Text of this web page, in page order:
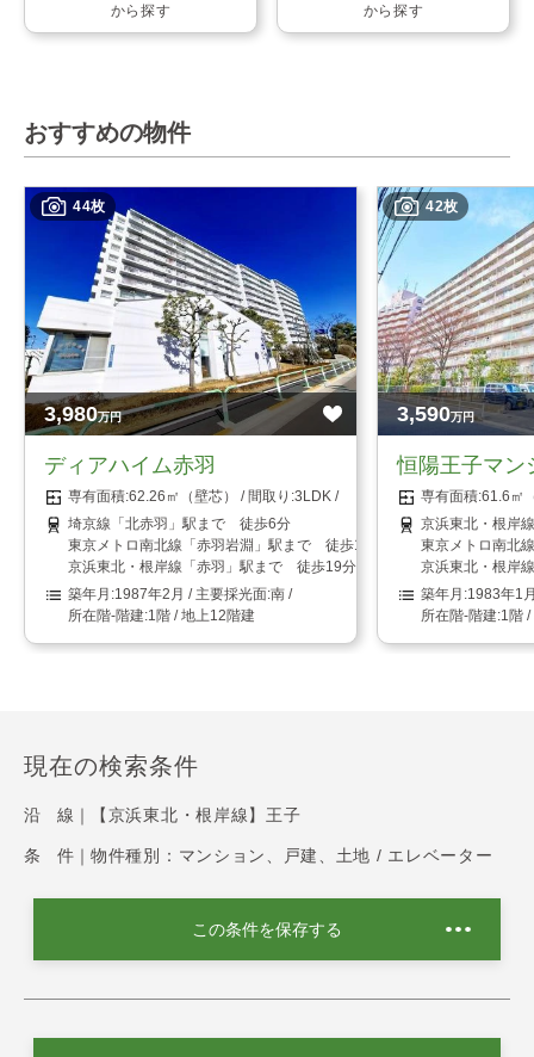
から探す から探す
おすすめの物件
44枚
3,980万円
ディアハイム赤羽
62.26㎡（壁芯）
3LDK
埼京線「北赤羽」駅まで 徒歩6分
東京メトロ南北線「赤羽岩淵」駅まで 徒歩12分
京浜東北・根岸線「赤羽」駅まで 徒歩19分
1987年2月
南
1階 / 地上12階建
42枚
3,590万円
恒陽王子マン
61.6㎡
京浜東北・根岸
東京メトロ南北
京浜東北・根岸
1983年1
1階
現在の検索条件
沿 線｜ 【京浜東北・根岸線】王子
条 件｜ 物件種別：マンション、戸建、土地 / エレベーター
この条件を保存する